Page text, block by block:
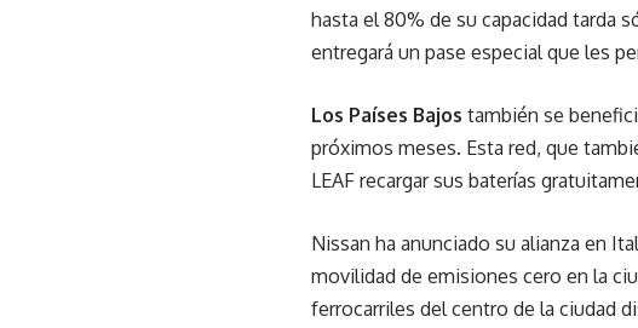
hasta el 80% de su capacidad tarda
entregará un pase especial que les
Los Países Bajos también se
próximos meses. Esta red, que
LEAF recargar sus baterías
Nissan ha anunciado su alianza en
movilidad de emisiones cero en la
ferrocarriles del centro de la ciudad